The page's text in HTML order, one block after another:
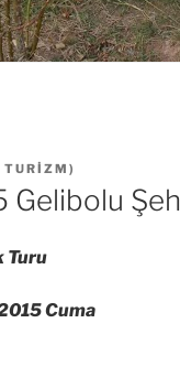
TURIZM )
Gelibolu
Turu
Cuma